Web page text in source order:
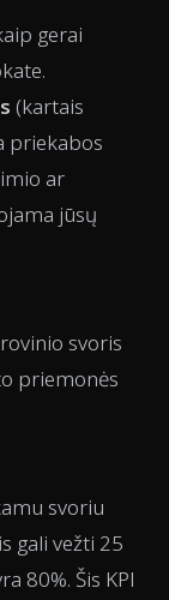
gerai
(kartais
priekabos
ar
jūsų
svoris
priemonės
svoriu
gali vežti 25
80%. Šis KPI